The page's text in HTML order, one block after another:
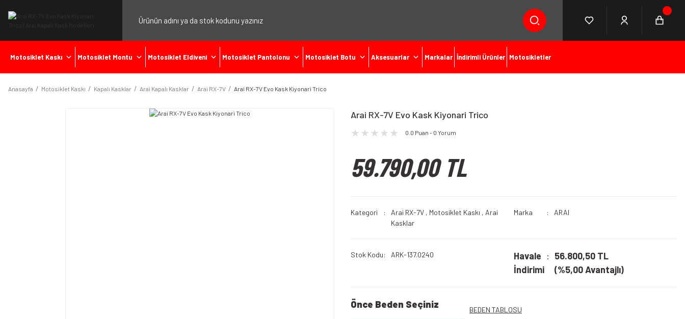
Motosiklet Kaskı Motosiklet Montu Motosiklet Eldiveni Motosiklet Pantolonu Motosiklet Botu Aksesuarlar Markalar İndirimli Ürünler Motosikletler
Anasayfa Motosiklet Kaskı Kapalı Kasklar Arai Kapalı Kasklar Arai RX-7V Arai RX-7V Evo Kask Kiyonari Trico
Arai RX-7V Evo Kask Kiyonari Trico
0.0 Puan - 0 Yorum
59.790,00 TL
Kategori Arai RX-7V , Motosiklet Kaskı , Arai
Kasklar
Marka ARAI
Stok Kodu ARK-137.0240
Havale
İndirimi
56.800,50 TL
(%5,00 Avantajlı)
Önce Beden Seçiniz BEDEN TABLOSU